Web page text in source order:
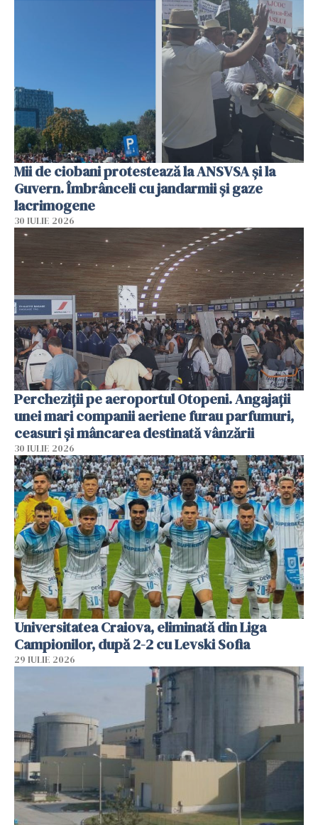
Mii de ciobani protestează la ANSVSA și la
Guvern. Îmbrânceli cu jandarmii și gaze
lacrimogene
30 IULIE 2026
Percheziții pe aeroportul Otopeni. Angajații
unei mari companii aeriene furau parfumuri,
ceasuri și mâncarea destinată vânzării
30 IULIE 2026
Universitatea Craiova, eliminată din Liga
Campionilor, după 2-2 cu Levski Sofia
29 IULIE 2026